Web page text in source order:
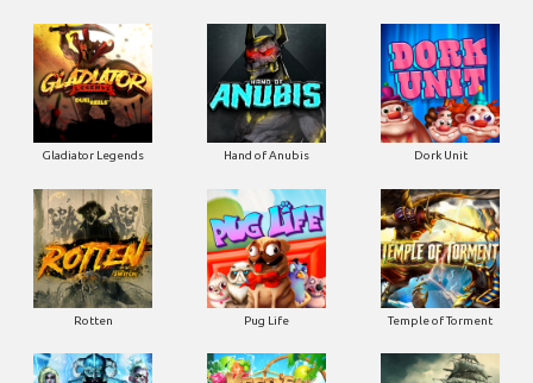
Gladiator Legends Hand of Anubis Dork Unit
Rotten Pug Life Temple of Torment